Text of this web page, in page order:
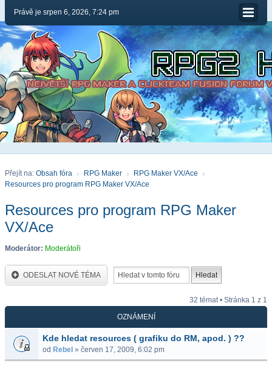
Právě je srpen 6, 2026, 7:24 pm
Přejít na: Obsah fóra RPG Maker
RPG Maker VX/Ace
Resources pro program RPG Maker VX/Ace
Resources pro program RPG Maker
VX/Ace
Moderátor: Moderátoři
ODESLAT NOVÉ TÉMA
32 témat • Stránka 1 z 1
OZNÁMENÍ
Kde hledat resources ( grafiku do RM, apod. ) ??
od Rebel » červen 17, 2009, 6:02 pm